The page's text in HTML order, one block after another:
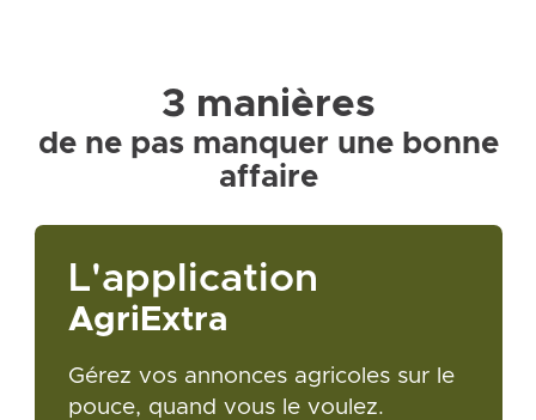
3 manières
de ne pas manquer une bonne
affaire
L'application
AgriExtra
Gérez vos annonces agricoles sur le
pouce, quand vous le voulez.